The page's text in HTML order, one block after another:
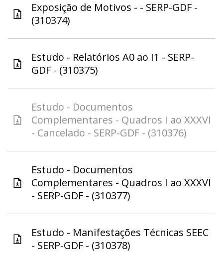
Exposição de Motivos - - SERP-GDF -
(310374)
Estudo - Relatórios A0 ao I1 - SERP-
GDF - (310375)
Estudo - Documentos
Complementares - Quadros I ao XXXVI
- Cancelado - SERP-GDF - (310376)
Estudo - Documentos
Complementares - Quadros I ao XXXVI
- SERP-GDF - (310377)
Estudo - Manifestações Técnicas SEEC
- SERP-GDF - (310378)